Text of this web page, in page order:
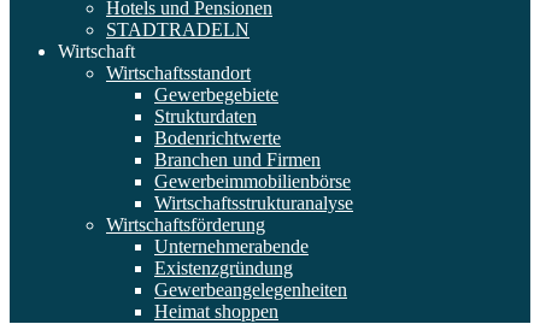
Hotels und Pensionen
STADTRADELN
Wirtschaft
Wirtschaftsstandort
Gewerbegebiete
Strukturdaten
Bodenrichtwerte
Branchen und Firmen
Gewerbeimmobilienbörse
Wirtschaftsstrukturanalyse
Wirtschaftsförderung
Unternehmerabende
Existenzgründung
Gewerbeangelegenheiten
Heimat shoppen